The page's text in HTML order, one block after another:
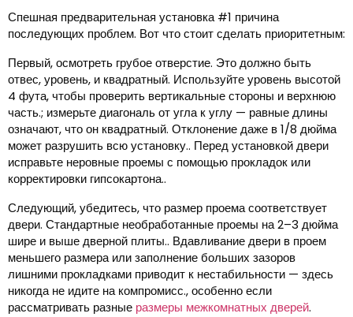
Спешная предварительная установка #1 причина
последующих проблем. Вот что стоит сделать приоритетным:
Первый, осмотреть грубое отверстие. Это должно быть
отвес, уровень, и квадратный. Используйте уровень высотой
4 фута, чтобы проверить вертикальные стороны и верхнюю
часть.; измерьте диагональ от угла к углу — равные длины
означают, что он квадратный. Отклонение даже в 1/8 дюйма
может разрушить всю установку.. Перед установкой двери
исправьте неровные проемы с помощью прокладок или
корректировки гипсокартона..
Следующий, убедитесь, что размер проема соответствует
двери. Стандартные необработанные проемы на 2–3 дюйма
шире и выше дверной плиты.. Вдавливание двери в проем
меньшего размера или заполнение больших зазоров
лишними прокладками приводит к нестабильности — здесь
никогда не идите на компромисс., особенно если
рассматривать разные размеры межкомнатных дверей.